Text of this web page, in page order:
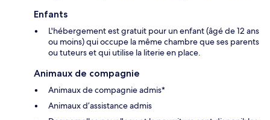
Enfants
L'hébergement est gratuit pour un enfant (âgé de 12 ans
ou moins) qui occupe la même chambre que ses parents
ou tuteurs et qui utilise la literie en place.
Animaux de compagnie
Animaux de compagnie admis*
Animaux d’assistance admis